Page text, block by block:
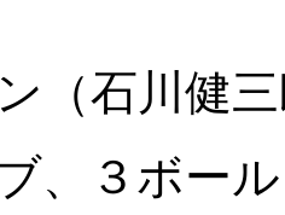
（石川健
、３ボー